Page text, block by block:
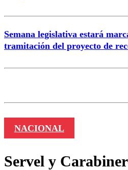
Semana legislativa estará
tramitación del proyecto de
NACIONAL
Servel y